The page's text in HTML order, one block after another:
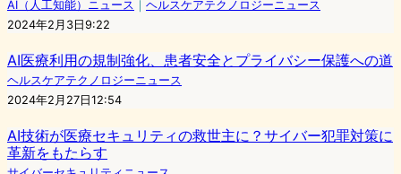
AI（人工知能）ニュース ｜ ヘルスケアテクノロジーニュース
2024年2月3日9:22
AI医療利用の規制強化、患者安全とプライバシー保護への道
ヘルスケアテクノロジーニュース
2024年2月27日12:54
AI技術が医療セキュリティの救世主に？サイバー犯罪対策に
革新をもたらす